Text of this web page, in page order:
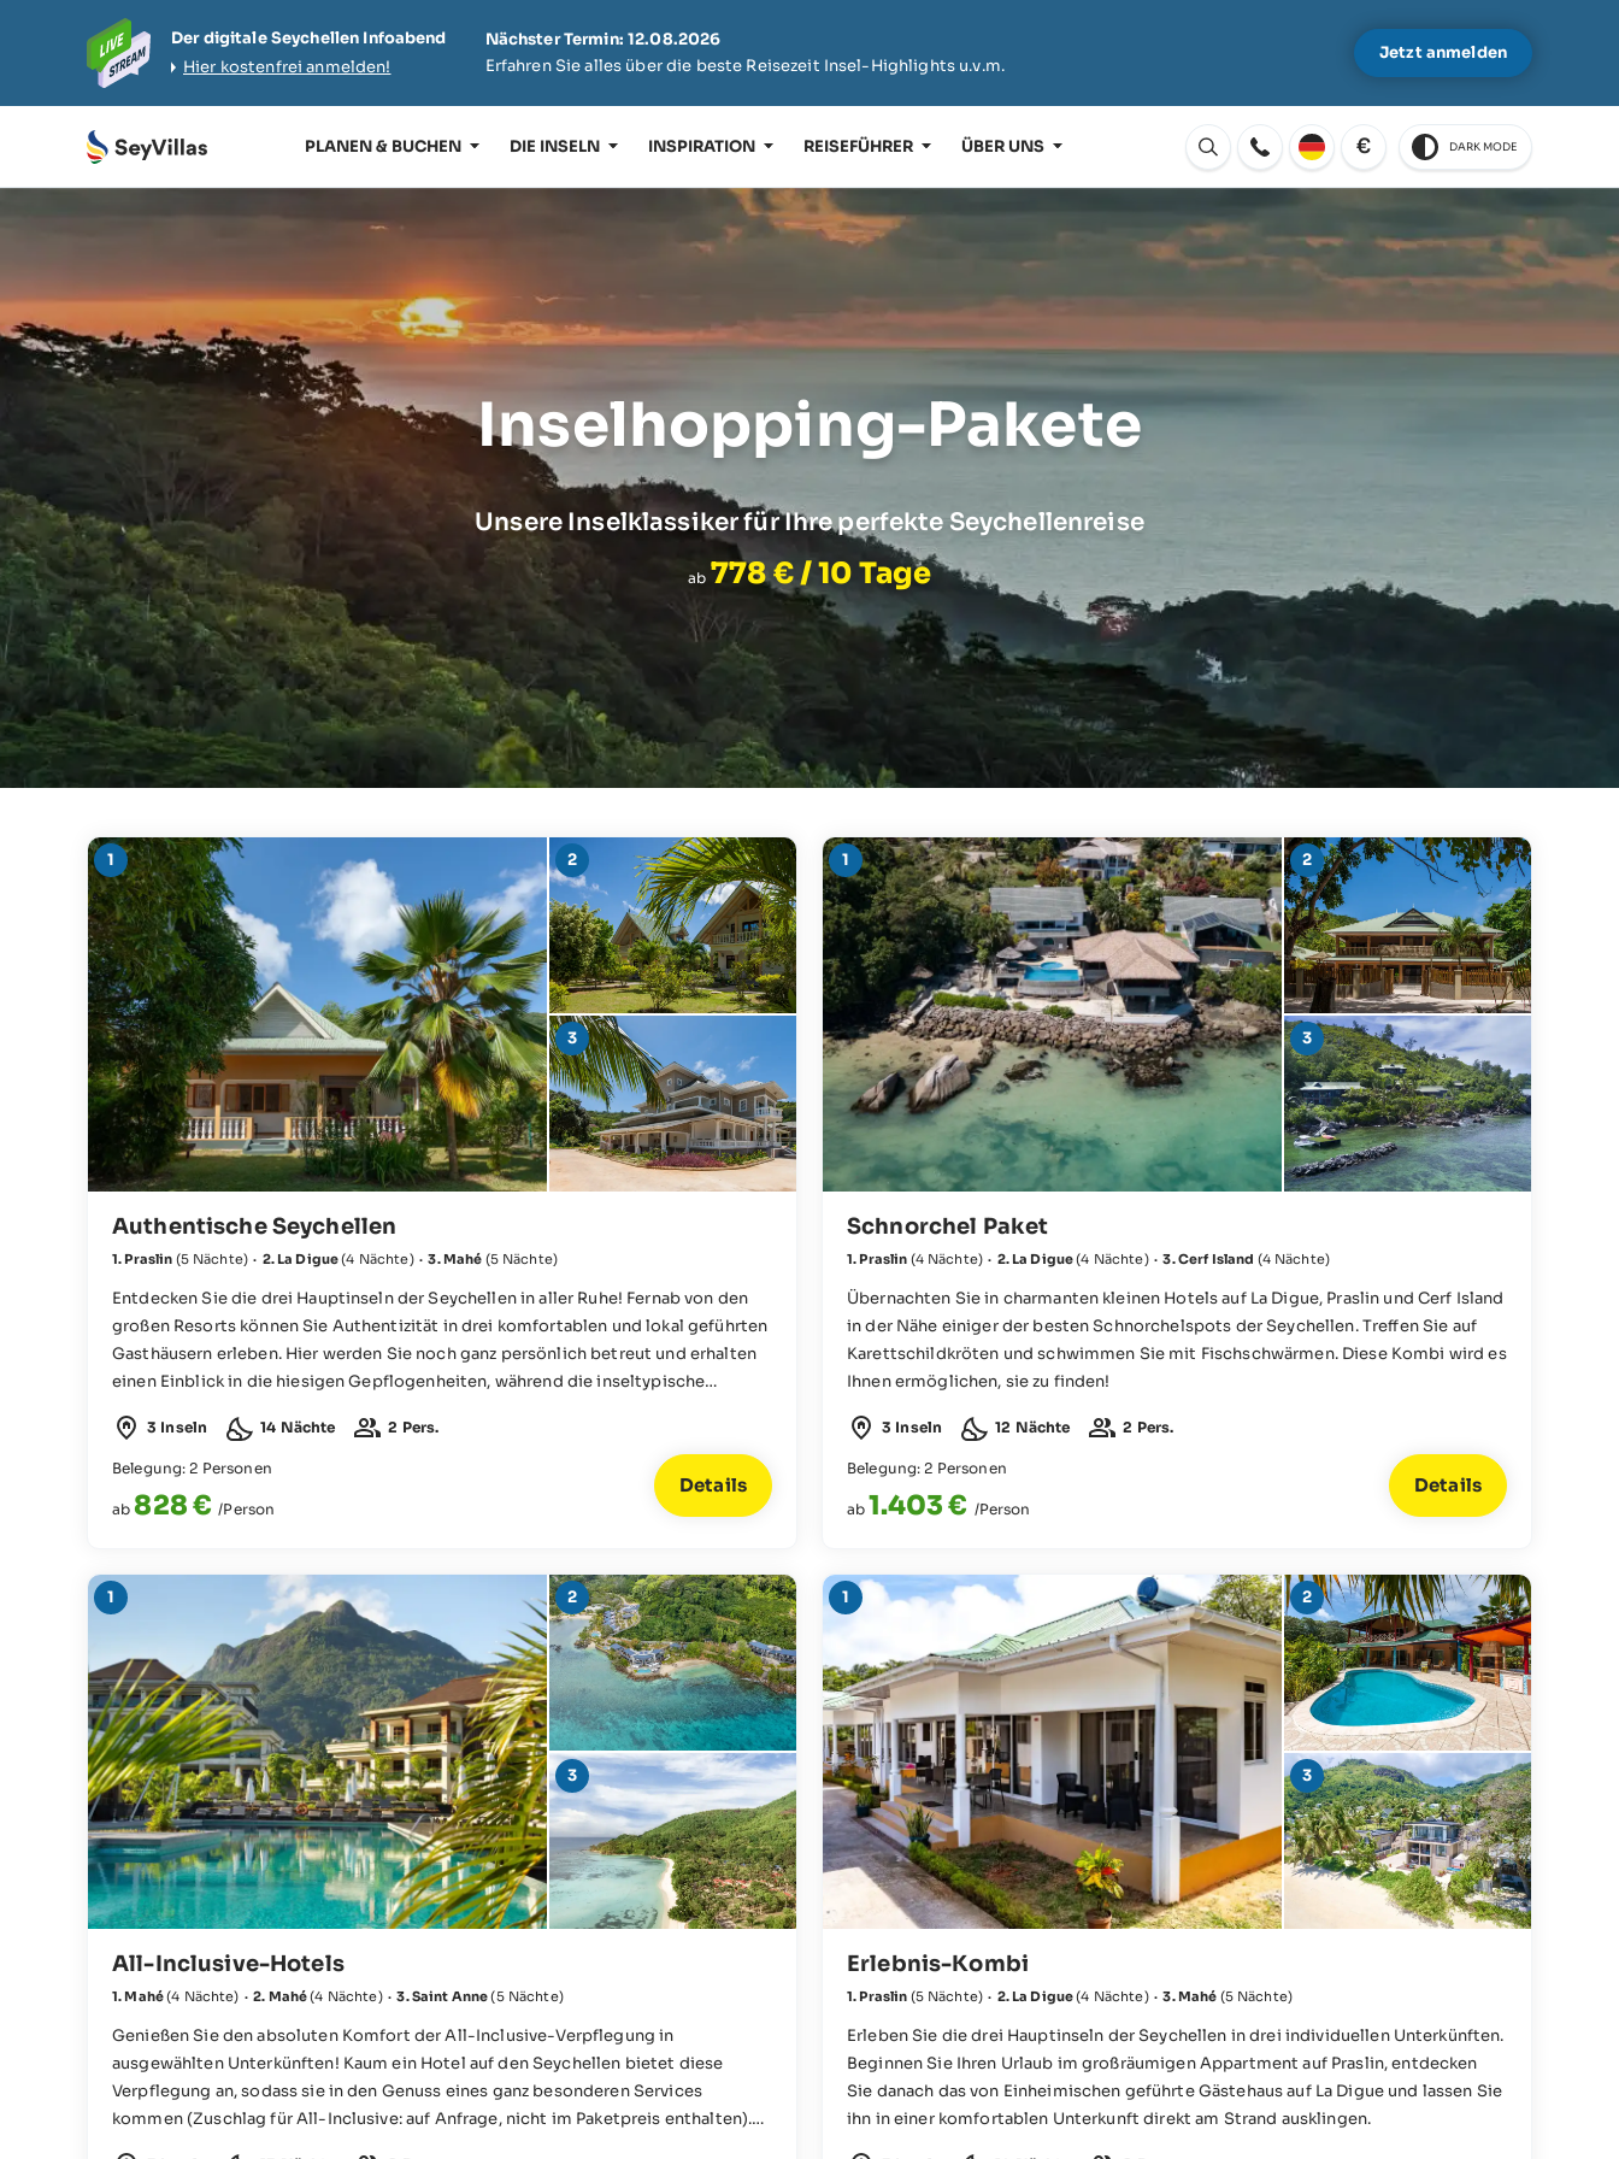
Der digitale Seychellen Infoabend
Hier kostenfrei anmelden!
Nächster Termin: 12.08.2026
Erfahren Sie alles über die beste Reisezeit Insel-Highlights u.v.m.
Jetzt anmelden
PLANEN & BUCHEN DIE INSELN INSPIRATION REISEFÜHRER ÜBER UNS
Öffnen
€ DARK MODE
Inselhopping-Pakete
Unsere Inselklassiker für Ihre perfekte Seychellenreise
ab 778 €/ 10 Tage
Authentische Seychellen
1. Praslin (5 Nächte)· 2. La Digue(4 Nächte)·3. Mahé (5 Nächte)
Entdecken Sie die drei Hauptinseln der Seychellen in aller Ruhe! Fernab von den
großen Resorts können Sie Authentizität in drei komfortablen und lokal geführten
Gasthäusern erleben. Hier werden Sie noch ganz persönlich betreut und erhalten
einen Einblick in die hiesigen Gepflogenheiten, während die inseltypische
3 Inseln 14 Nächte 2 Pers.
Belegung: 2 Personen
ab 828 € /Person
Details
Schnorchel Paket
1. Praslin (4 Nächte)· 2. La Digue(4 Nächte)·3. Cerf Island (4 Nächte)
Übernachten Sie in charmanten kleinen Hotels auf La Digue, Praslin und Cerf Island
in der Nähe einiger der besten Schnorchelspots der Seychellen. Treffen Sie auf
Karettschildkröten und schwimmen Sie mit Fischschwärmen. Diese Kombi wird es
Ihnen ermöglichen, sie zu finden!
3 Inseln 12 Nächte 2 Pers.
Belegung: 2 Personen
ab 1.403 € /Person
Details
All-Inclusive-Hotels
1. Mahé(4 Nächte) ·2. Mahé(4 Nächte)·3. Saint Anne(5 Nächte)
Genießen Sie den absoluten Komfort der All-Inclusive-Verpflegung in
ausgewählten Unterkünften! Kaum ein Hotel auf den Seychellen bietet diese
Verpflegung an, sodass sie in den Genuss eines ganz besonderen Services
kommen (Zuschlag für All-Inclusive: auf Anfrage, nicht im Paketpreis enthalten).
Erlebnis-Kombi
1. Praslin (5 Nächte)· 2. La Digue(4 Nächte)·3. Mahé (5 Nächte)
Erleben Sie die drei Hauptinseln der Seychellen in drei individuellen Unterkünften.
Beginnen Sie Ihren Urlaub im großräumigen Appartment auf Praslin, entdecken
Sie danach das von Einheimischen geführte Gästehaus auf La Digue und lassen Sie
ihn in einer komfortablen Unterkunft direkt am Strand ausklingen.